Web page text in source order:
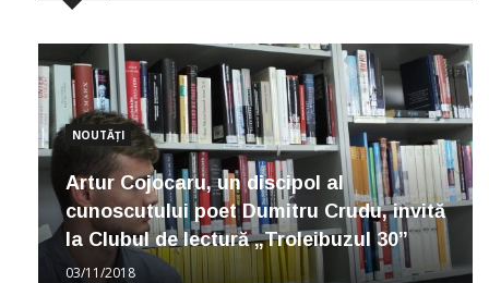
NOUTĂȚI
Artur Cojocaru, un discipol al
cunoscutului poet Dumitru Crudu, invită
la Clubul de lectură „Troleibuzul 30”
03/11/2018